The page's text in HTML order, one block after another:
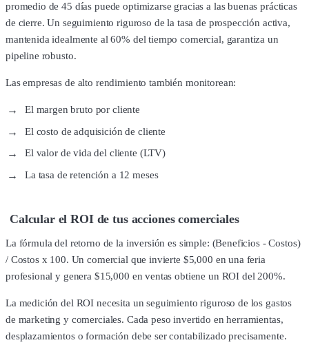
promedio de 45 días puede optimizarse gracias a las buenas prácticas
de cierre. Un seguimiento riguroso de la tasa de prospección activa,
mantenida idealmente al 60% del tiempo comercial, garantiza un
pipeline robusto.
Las empresas de alto rendimiento también monitorean:
El margen bruto por cliente
El costo de adquisición de cliente
El valor de vida del cliente (LTV)
La tasa de retención a 12 meses
Calcular el ROI de tus acciones comerciales
La fórmula del retorno de la inversión es simple: (Beneficios - Costos)
/ Costos x 100. Un comercial que invierte $5,000 en una feria
profesional y genera $15,000 en ventas obtiene un ROI del 200%.
La medición del ROI necesita un seguimiento riguroso de los gastos
de marketing y comerciales. Cada peso invertido en herramientas,
desplazamientos o formación debe ser contabilizado precisamente.